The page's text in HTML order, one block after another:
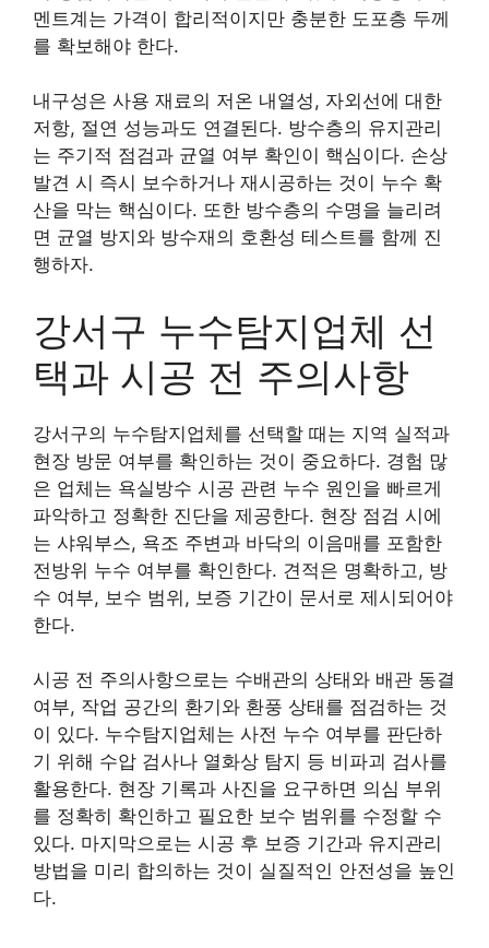
멘트계는 가격이 합리적이지만 충분한 도포층 두께
를 확보해야 한다.
내구성은 사용 재료의 저온 내열성, 자외선에 대한
저항, 절연 성능과도 연결된다. 방수층의 유지관리
는 주기적 점검과 균열 여부 확인이 핵심이다. 손상
발견 시 즉시 보수하거나 재시공하는 것이 누수 확
산을 막는 핵심이다. 또한 방수층의 수명을 늘리려
면 균열 방지와 방수재의 호환성 테스트를 함께 진
행하자.
강서구 누수탐지업체 선
택과 시공 전 주의사항
강서구의 누수탐지업체를 선택할 때는 지역 실적과
현장 방문 여부를 확인하는 것이 중요하다. 경험 많
은 업체는 욕실방수 시공 관련 누수 원인을 빠르게
파악하고 정확한 진단을 제공한다. 현장 점검 시에
는 샤워부스, 욕조 주변과 바닥의 이음매를 포함한
전방위 누수 여부를 확인한다. 견적은 명확하고, 방
수 여부, 보수 범위, 보증 기간이 문서로 제시되어야
한다.
시공 전 주의사항으로는 수배관의 상태와 배관 동결
여부, 작업 공간의 환기와 환풍 상태를 점검하는 것
이 있다. 누수탐지업체는 사전 누수 여부를 판단하
기 위해 수압 검사나 열화상 탐지 등 비파괴 검사를
활용한다. 현장 기록과 사진을 요구하면 의심 부위
를 정확히 확인하고 필요한 보수 범위를 수정할 수
있다. 마지막으로는 시공 후 보증 기간과 유지관리
방법을 미리 합의하는 것이 실질적인 안전성을 높인
다.